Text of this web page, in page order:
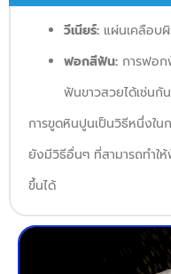
วีเนียร์: แผ่นเคลือบ
ฟอกสีฟัน: การฟอ
ฟันขาวสวยได้เช่นกัน
การขูดหินปูนเป็นวิธีหนึ่งใน
ยังมีวิธีอื่นๆ ที่สามารถทำ
ขึ้นได้